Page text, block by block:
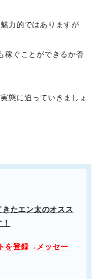
力的ではありますが
稼ぐことができるか否
態に迫っていきましょ
たエン太のオスス
を登録→メッセー